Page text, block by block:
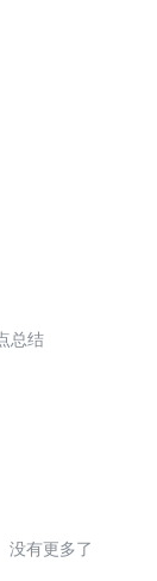
总结
没有更多了